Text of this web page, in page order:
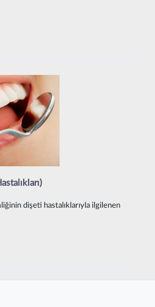
dişeti hastalıklarıyla ilgilenen